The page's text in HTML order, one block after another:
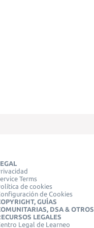
Terms
de cookies
de Cookies
GUÍAS
DSA & OTROS
LEGALES
Legal de Learneo